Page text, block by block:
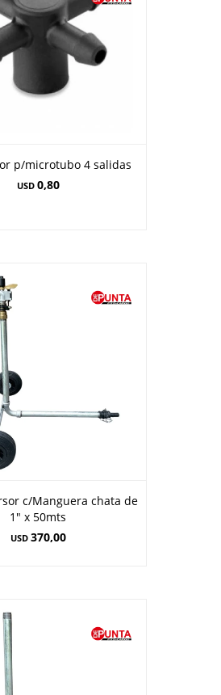
p/microtubo 4 salidas
USD 0,80
c/Manguera chata de
1" x 50mts
USD 370,00